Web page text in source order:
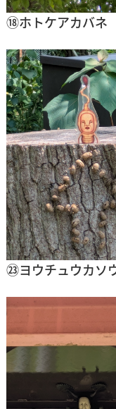
⑱ホトケアカバネ
㉓ヨウチュウカソ